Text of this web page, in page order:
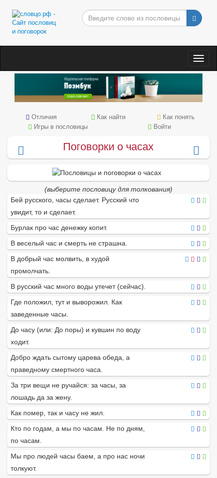
Отличия Как найти
Как понять
Игры в пословицы
Войти
Поговорки о часах
(выберите пословицу для толкования)
Бей русского, часы сделает. Русский что
увидит, то и сделает.
Бурлак про час денежку копит.
В веселый час и смерть не страшна.
В добрый час молвить, в худой
промолчать.
В русский час много воды утечет (сейчас).
Где положил, тут и выворожил. Как
заведенные часы.
До часу (или: До поры) и кувшин по воду
ходит.
Добро ждать сытому царева обеда, а
праведному смертного часа.
За три вещи не ручайся: за часы, за
лошадь да за жену.
Как помер, так и часу не жил.
Кто по годам, а мы по часам. Не по дням,
по часам.
Мы про людей часы баем, а про нас ночи
толкуют.